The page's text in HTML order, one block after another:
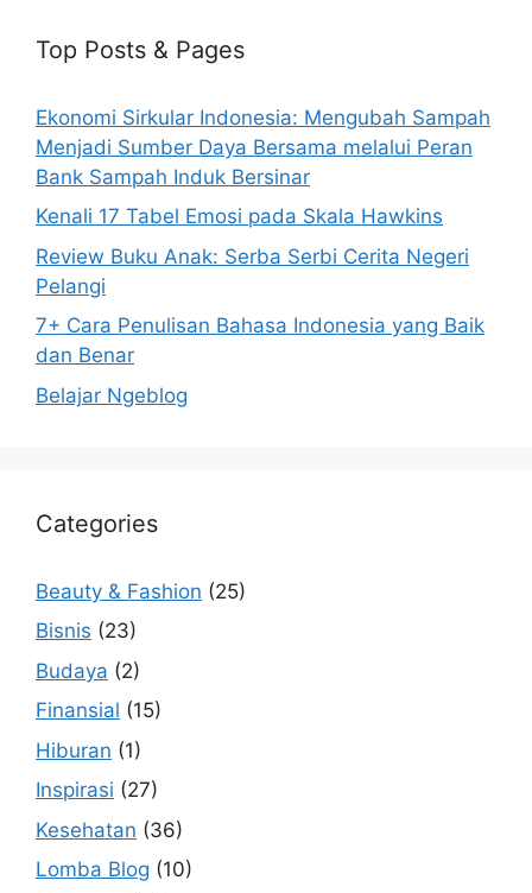
Top Posts & Pages
Ekonomi Sirkular Indonesia: Mengubah Sampah
Menjadi Sumber Daya Bersama melalui Peran
Bank Sampah Induk Bersinar
Kenali 17 Tabel Emosi pada Skala Hawkins
Review Buku Anak: Serba Serbi Cerita Negeri
Pelangi
7+ Cara Penulisan Bahasa Indonesia yang Baik
dan Benar
Belajar Ngeblog
Categories
Beauty & Fashion (25)
Bisnis (23)
Budaya (2)
Finansial (15)
Hiburan (1)
Inspirasi (27)
Kesehatan (36)
Lomba Blog (10)